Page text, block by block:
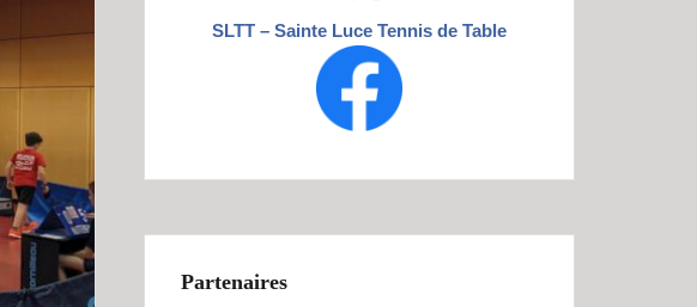
SLTT – Sainte Luce Tennis de Table
Partenaires